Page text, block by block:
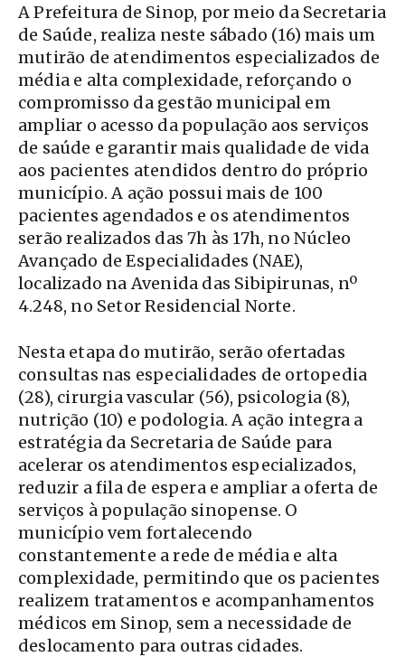
A Prefeitura de Sinop, por meio da Secretaria
de Saúde, realiza neste sábado (16) mais um
mutirão de atendimentos especializados de
média e alta complexidade, reforçando o
compromisso da gestão municipal em
ampliar o acesso da população aos serviços
de saúde e garantir mais qualidade de vida
aos pacientes atendidos dentro do próprio
município. A ação possui mais de 100
pacientes agendados e os atendimentos
serão realizados das 7h às 17h, no Núcleo
Avançado de Especialidades (NAE),
localizado na Avenida das Sibipirunas, nº
4.248, no Setor Residencial Norte.
Nesta etapa do mutirão, serão ofertadas
consultas nas especialidades de ortopedia
(28), cirurgia vascular (56), psicologia (8),
nutrição (10) e podologia. A ação integra a
estratégia da Secretaria de Saúde para
acelerar os atendimentos especializados,
reduzir a fila de espera e ampliar a oferta de
serviços à população sinopense. O
município vem fortalecendo
constantemente a rede de média e alta
complexidade, permitindo que os pacientes
realizem tratamentos e acompanhamentos
médicos em Sinop, sem a necessidade de
deslocamento para outras cidades.